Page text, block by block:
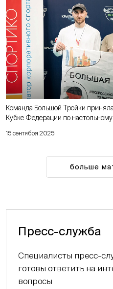
15 сентября 2025
Команда Большой Тройки
Кубке Федерации по
больше
Пресс-служба
Специалисты пресс-
готовы ответить на
вопросы